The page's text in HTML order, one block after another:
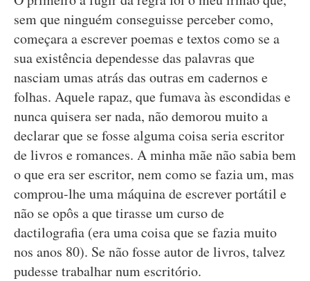
sem que ninguém conseguisse perceber como,
começara a escrever poemas e textos como se a
sua existência dependesse das palavras que
nasciam umas atrás das outras em cadernos e
folhas. Aquele rapaz, que fumava às escondidas e
nunca quisera ser nada, não demorou muito a
declarar que se fosse alguma coisa seria escritor
de livros e romances. A minha mãe não sabia bem
o que era ser escritor, nem como se fazia um, mas
comprou-lhe uma máquina de escrever portátil e
não se opôs a que tirasse um curso de
dactilografia (era uma coisa que se fazia muito
nos anos 80). Se não fosse autor de livros, talvez
pudesse trabalhar num escritório.